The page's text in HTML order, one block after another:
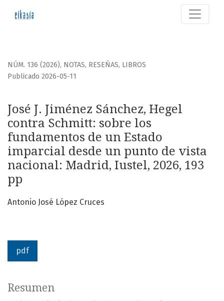
José J. Jiménez Sánchez, Hegel contra Schmitt: sobre
NÚM. 136 (2026), NOTAS, RESEÑAS, LIBROS
José J. Jiménez Sánchez, Hegel
contra Schmitt: sobre los
fundamentos de un Estado
imparcial desde un punto de vista
nacional: Madrid, Iustel, 2026, 193
pp
Publicado 2026-05-11
Antonio José López Cruces
pdf
Resumen